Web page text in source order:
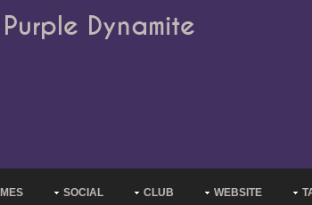
Dynamite
SOCIAL CLUB WEBSITE